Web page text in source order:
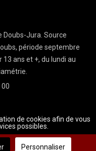
Doubs-Jura. Source
période septembre
ans et +, du lundi au
00
de cookies afin de vous
possibles.
Personnaliser